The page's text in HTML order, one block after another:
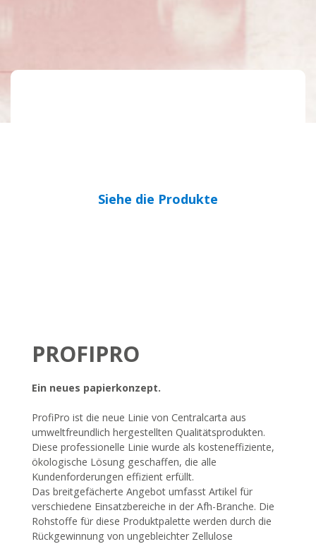
Siehe die Produkte
PROFIPRO
Ein neues papierkonzept.
ProfiPro ist die neue Linie von Centralcarta aus
umweltfreundlich hergestellten Qualitätsprodukten.
Diese professionelle Linie wurde als kosteneffiziente,
ökologische Lösung geschaffen, die alle
Kundenforderungen effizient erfüllt.
Das breitgefächerte Angebot umfasst Artikel für
verschiedene Einsatzbereiche in der Afh-Branche. Die
Rohstoffe für diese Produktpalette werden durch die
Rückgewinnung von ungebleichter Zellulose